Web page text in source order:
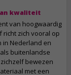
kwaliteit
van hoogwaardig
richt zich vooral op
in Nederland en
buitenlandse
bewezen
met een